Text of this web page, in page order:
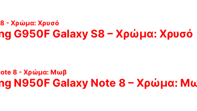
G950F Galaxy S8 – Χρώμα: Χρυσό
N950F Galaxy Note 8 – Χρώμα: